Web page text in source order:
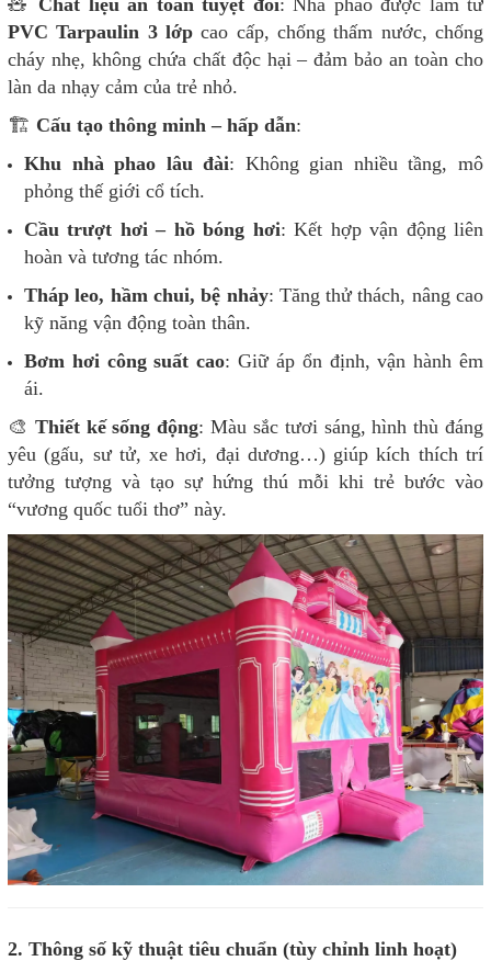
🧸 Chất liệu an toàn tuyệt đối: Nhà phao được làm từ
PVC Tarpaulin 3 lớp cao cấp, chống thấm nước, chống
cháy nhẹ, không chứa chất độc hại – đảm bảo an toàn cho
làn da nhạy cảm của trẻ nhỏ.
🏗️ Cấu tạo thông minh – hấp dẫn:
Khu nhà phao lâu đài: Không gian nhiều tầng, mô
phỏng thế giới cổ tích.
Cầu trượt hơi – hồ bóng hơi: Kết hợp vận động liên
hoàn và tương tác nhóm.
Tháp leo, hầm chui, bệ nhảy: Tăng thử thách, nâng cao
kỹ năng vận động toàn thân.
Bơm hơi công suất cao: Giữ áp ổn định, vận hành êm
ái.
🎨 Thiết kế sống động: Màu sắc tươi sáng, hình thù đáng
yêu (gấu, sư tử, xe hơi, đại dương…) giúp kích thích trí
tưởng tượng và tạo sự hứng thú mỗi khi trẻ bước vào
“vương quốc tuổi thơ” này.
2. Thông số kỹ thuật tiêu chuẩn (tùy chỉnh linh hoạt)